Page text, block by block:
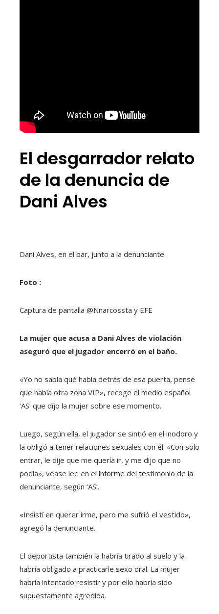
El desgarrador relato
de la denuncia de
Dani Alves
Dani Alves, en el bar, junto a la denunciante.
Foto :
Captura de pantalla @Nnarcossta y EFE
La mujer que acusa a Dani Alves de violación
aseguró que el jugador encerró en el baño.
«Yo no sabía qué había detrás de esa puerta, pensé
que había otra zona VIP», recoge el medio español
‘AS’ que dijo la mujer sobre ese momento.
Luego, según ella, el jugador se sintió en el inodoro y
la obligó a tener relaciones sexuales con él. «Con solo
entrar, le dije que me quería ir, y me dijo que no
podía», véase lee en el informe del testimonio de la
denunciante, según ‘AS’.
«Insistí en querer irme, pero me sufrió el vestido»,
agregó la denunciante.
El deportista también la habría tirado al suelo y la
habría obligado a practicarle sexo oral. La mujer
habría intentado resistir y por ello habría sido
supuestamente agredida.